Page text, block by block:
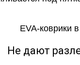
Не дают